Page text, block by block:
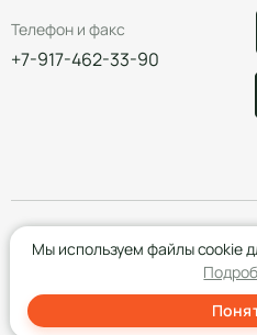
Телефон и факс
+7-917-462-33-90
Создание
Мы используем файлы cookie